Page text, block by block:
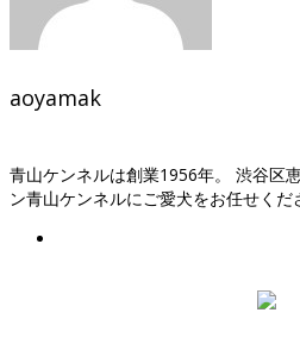
aoyamak
青山ケンネルは創業1956年。 渋谷区
ン青山ケンネルにご愛犬をお任せくだ